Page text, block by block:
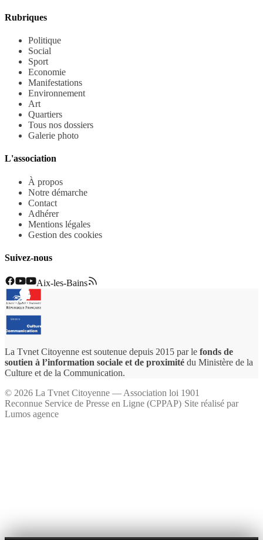
Rubriques
Politique
Social
Sport
Economie
Manifestations
Environnement
Art
Quartiers
Tous nos dossiers
Galerie photo
L'association
À propos
Notre démarche
Contact
Adhérer
Mentions légales
Gestion des cookies
Suivez-nous
Aix-les-Bains
La Tvnet Citoyenne est soutenue depuis 2015 par le fonds de
soutien à l’information sociale et de proximité du Ministère de la
Culture et de la Communication.
© 2026 La Tvnet Citoyenne — Association loi 1901
Reconnue Service de Presse en Ligne (CPPAP)·Site réalisé par
Lumos agence